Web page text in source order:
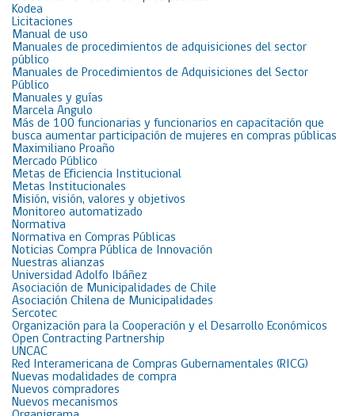
Kodea
Licitaciones
Manual de uso
Manuales de procedimientos de adquisiciones del sector
público
Manuales de Procedimientos de Adquisiciones del Sector
Público
Manuales y guías
Marcela Angulo
Más de 100 funcionarias y funcionarios en capacitación que
busca aumentar participación de mujeres en compras públicas
Maximiliano Proaño
Mercado Público
Metas de Eficiencia Institucional
Metas Institucionales
Misión, visión, valores y objetivos
Monitoreo automatizado
Normativa
Normativa en Compras Públicas
Noticias Compra Pública de Innovación
Nuestras alianzas
Universidad Adolfo Ibáñez
Asociación de Municipalidades de Chile
Asociación Chilena de Municipalidades
Sercotec
Organización para la Cooperación y el Desarrollo Económicos
Open Contracting Partnership
UNCAC
Red Interamericana de Compras Gubernamentales (RICG)
Nuevas modalidades de compra
Nuevos compradores
Nuevos mecanismos